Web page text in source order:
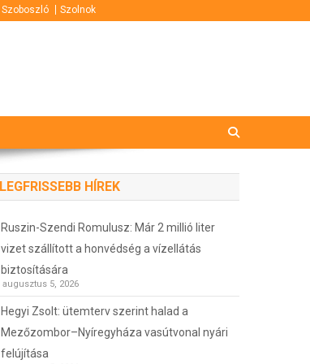
Szoboszló Szolnok
LEGFRISSEBB HÍREK
Ruszin-Szendi Romulusz: Már 2 millió liter
vizet szállított a honvédség a vízellátás
biztosítására
augusztus 5, 2026
Hegyi Zsolt: ütemterv szerint halad a
Mezőzombor–Nyíregyháza vasútvonal nyári
felújítása